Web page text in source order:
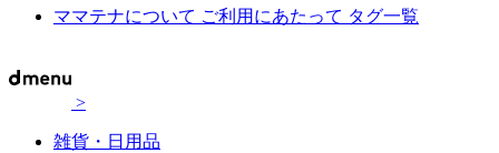
ママテナについて ご利用にあたって タグ一覧
>
雑貨・日用品